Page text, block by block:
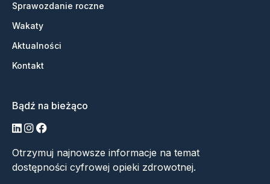
Sprawozdanie roczne
Wakaty
Aktualności
Kontakt
Bądź na bieżąco
LinkedIn
Instagram
Facebook
Otrzymuj najnowsze informacje na temat
dostępności cyfrowej opieki zdrowotnej.